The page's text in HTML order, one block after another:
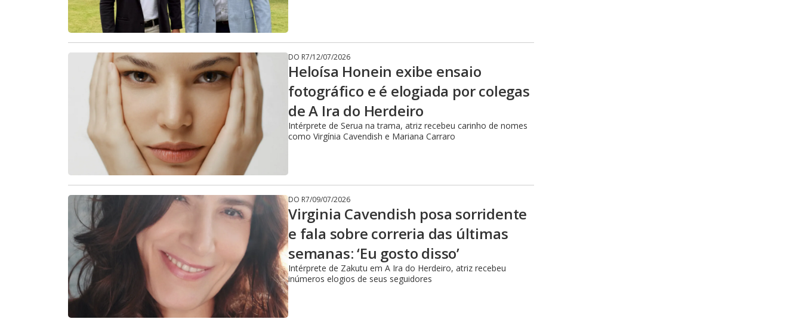
DO R7/12/07/2026
Heloísa Honein exibe ensaio
fotográfico e é elogiada por colegas
de A Ira do Herdeiro
Intérprete de Serua na trama, atriz recebeu carinho de nomes
como Virgínia Cavendish e Mariana Carraro
DO R7/09/07/2026
Virginia Cavendish posa sorridente
e fala sobre correria das últimas
semanas: ‘Eu gosto disso’
Intérprete de Zakutu em A Ira do Herdeiro, atriz recebeu
inúmeros elogios de seus seguidores